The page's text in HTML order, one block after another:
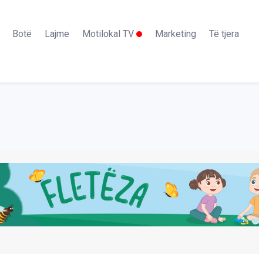
Botë Lajme Motilokal TV Marketing Të tjera